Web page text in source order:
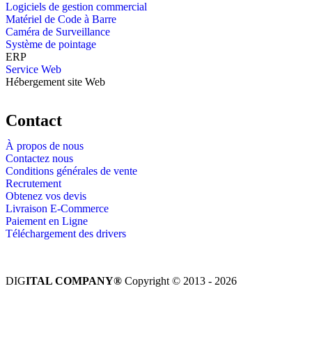
Logiciels de gestion commercial
Matériel de Code à Barre
Caméra de Surveillance
Système de pointage
ERP
Service Web
Hébergement site Web
Contact
À propos de nous
Contactez nous
Conditions générales de vente
Recrutement
Obtenez vos devis
Livraison E-Commerce
Paiement en Ligne
Téléchargement des drivers
DIGITAL COMPANY® Copyright © 2013 - 2026